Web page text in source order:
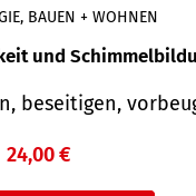
BAUEN + WOHNEN
und
beseitigen,
24,00 €